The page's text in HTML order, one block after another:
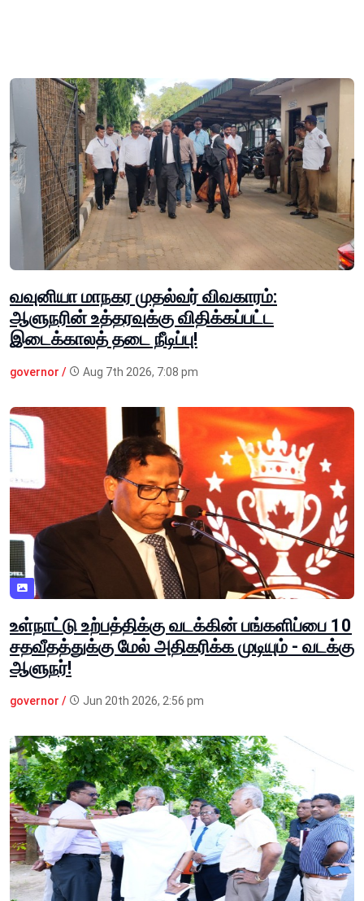
வவுனியா மாநகர முதல்வர் விவகாரம்:
ஆளுநரின் உத்தரவுக்கு விதிக்கப்பட்ட
இடைக்காலத் தடை நீடிப்பு!
governor / Aug 7th 2026, 7:08 pm
உள்நாட்டு உற்பத்திக்கு வடக்கின் பங்களிப்பை 10
சதவீதத்துக்கு மேல் அதிகரிக்க முடியும் - வடக்கு
ஆளுநர்!
governor / Jun 20th 2026, 2:56 pm